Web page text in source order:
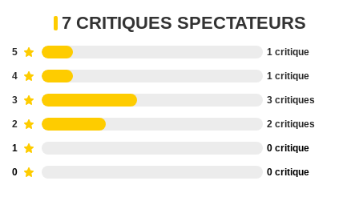
7 CRITIQUES SPECTATEURS
5 1 critique
4 1 critique
3 3 critiques
2 2 critiques
1 0 critique
0 0 critique